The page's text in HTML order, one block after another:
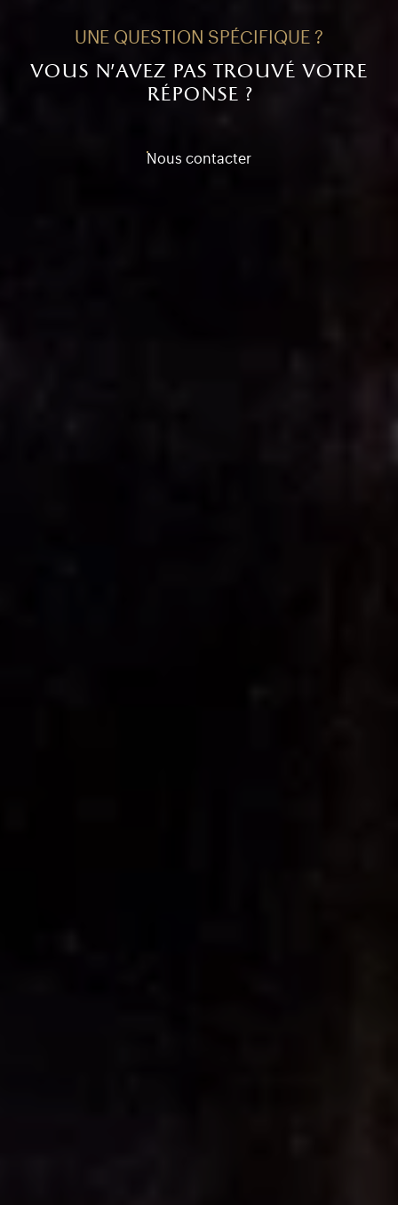
UNE QUESTION SPÉCIFIQUE ?
vous n'avez pas trouvé votre
réponse ?
Nous contacter